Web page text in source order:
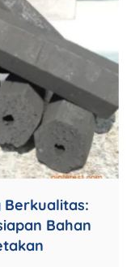
Bahan